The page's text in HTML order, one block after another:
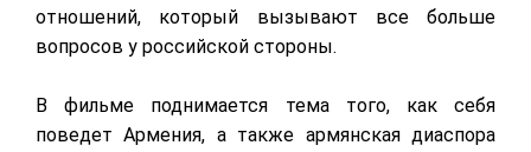
отношений, который вызывают все больше
вопросов у российской стороны.
В фильме поднимается тема того, как себя
поведет Армения, а также армянская диаспора